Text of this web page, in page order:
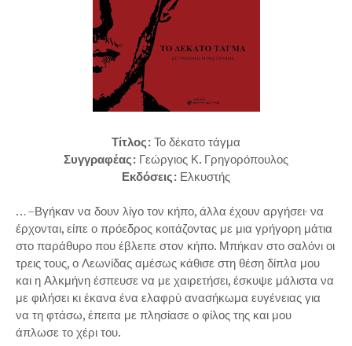
Τίτλος: Το δέκατο τάγμα
Συγγραφέας: Γεώργιος Κ. Γρηγορόπουλος
Εκδόσεις: Ελκυστής
… –Βγήκαν να δουν λίγο τον κήπο, άλλα έχουν αργήσει· να
έρχονται, είπε ο πρόεδρος κοιτάζοντας με μια γρήγορη μάτια
στο παράθυρο που έβλεπε στον κήπο. Μπήκαν στο σαλόνι οι
τρεις τους, ο Λεωνίδας αμέσως κάθισε στη θέση δίπλα μου
και η Αλκμήνη έσπευσε να με χαιρετήσει, έσκυψε μάλιστα να
με φιλήσει κι έκανα ένα ελαφρύ ανασήκωμα ευγένειας για
να τη φτάσω, έπειτα με πλησίασε ο φίλος της και μου
άπλωσε το χέρι του.